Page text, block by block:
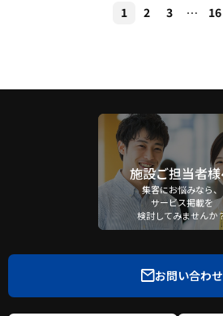
1 2 3 … 16
施設ご担当者
集客にお悩みなら、
サービス掲載を
検討してみませんか
お問い合わせ